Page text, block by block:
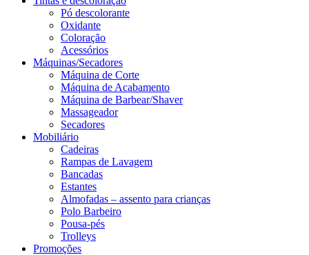
Pó descolorante
Oxidante
Coloração
Acessórios
Máquinas/Secadores
Máquina de Corte
Máquina de Acabamento
Máquina de Barbear/Shaver
Massageador
Secadores
Mobiliário
Cadeiras
Rampas de Lavagem
Bancadas
Estantes
Almofadas – assento para crianças
Polo Barbeiro
Pousa-pés
Trolleys
Promoções